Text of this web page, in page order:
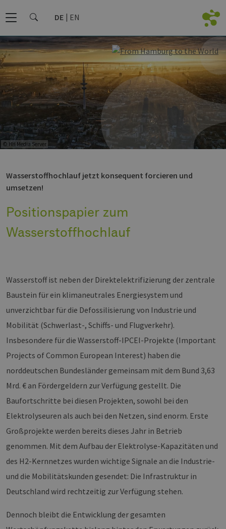
DE EN
© HH Media Server
Wasserstoffhochlauf jetzt konsequent forcieren und
umsetzen!
Positionspapier zum
Wasserstoffhochlauf
Wasserstoff ist neben der Direktelektrifizierung der zentrale
Baustein für ein klimaneutrales Energiesystem und
unverzichtbar für die Defossilisierung von Industrie und
Mobilität (Schwerlast-, Schiffs- und Flugverkehr).
Insbesondere für die Wasserstoff-IPCEI-Projekte (Important
Projects of Common European Interest) haben die
norddeutschen Bundesländer gemeinsam mit dem Bund 3,63
Mrd. € an Fördergeldern zur Verfügung gestellt. Die
Baufortschritte bei diesen Projekten, sowohl bei den
Elektrolyseuren als auch bei den Netzen, sind enorm. Erste
Großprojekte werden bereits dieses Jahr in Betrieb
genommen. Mit dem Aufbau der Elektrolyse-Kapazitäten und
des H2-Kernnetzes wurden wichtige Signale an die Industrie-
und die Mobilitätskunden gesendet: Die Infrastruktur in
Deutschland wird rechtzeitig zur Verfügung stehen.
Dennoch bleibt die Entwicklung der gesamten